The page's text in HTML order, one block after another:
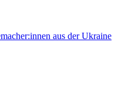
aus der Ukraine